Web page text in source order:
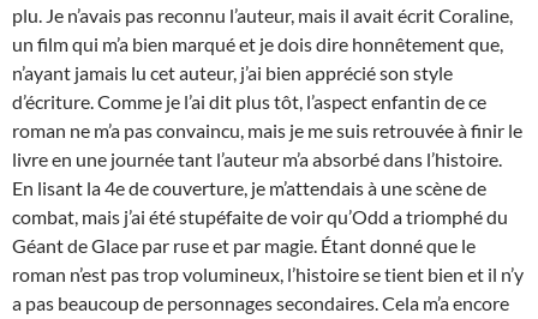
plu. Je n’avais pas reconnu l’auteur, mais il avait écrit Coraline,
un film qui m’a bien marqué et je dois dire honnêtement que,
n’ayant jamais lu cet auteur, j’ai bien apprécié son style
d’écriture. Comme je l’ai dit plus tôt, l’aspect enfantin de ce
roman ne m’a pas convaincu, mais je me suis retrouvée à finir le
livre en une journée tant l’auteur m’a absorbé dans l’histoire.
En lisant la 4e de couverture, je m’attendais à une scène de
combat, mais j’ai été stupéfaite de voir qu’Odd a triomphé du
Géant de Glace par ruse et par magie. Étant donné que le
roman n’est pas trop volumineux, l’histoire se tient bien et il n’y
a pas beaucoup de personnages secondaires. Cela m’a encore